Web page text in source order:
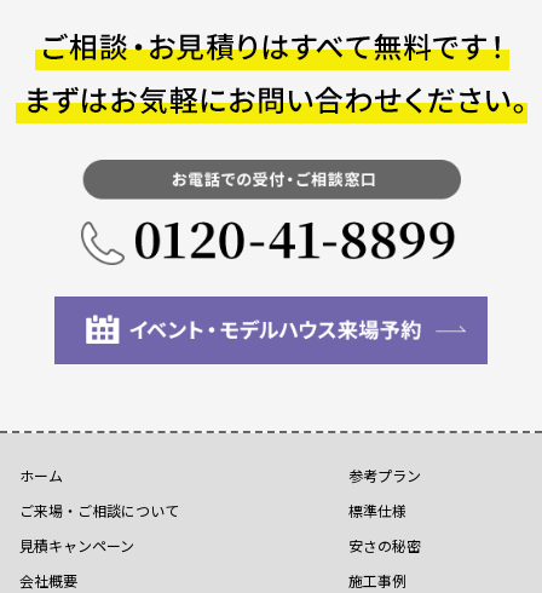
ホーム
ご来場・ご相談について
見積キャンペーン
会社概要
参考プラン
標準仕様
安さの秘密
施工事例